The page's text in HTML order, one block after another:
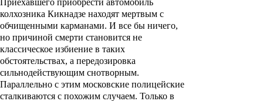
Приехавшего приобрести автомобиль
колхозника Кикнадзе находят мертвым с
обчищенными карманами. И все бы ничего,
но причиной смерти становится не
классическое избиение в таких
обстоятельствах, а передозировка
сильнодействующим снотворным.
Параллельно с этим московские полицейские
сталкиваются с похожим случаем. Только в